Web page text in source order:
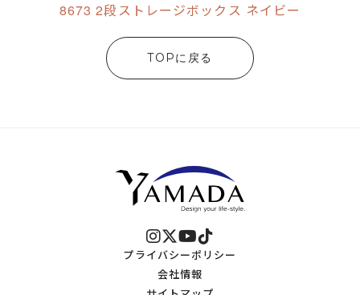
8673 2段ストレージボックス ネイビー
TOPに戻る
プライバシーポリシー
会社情報